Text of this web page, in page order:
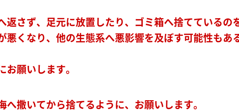
さず、足元に放置したり、ゴミ箱へ捨てているの
悪くなり、他の生態系へ悪影響を及ぼす可能性もあ
願いします。
撒いてから捨てるように、お願いします。